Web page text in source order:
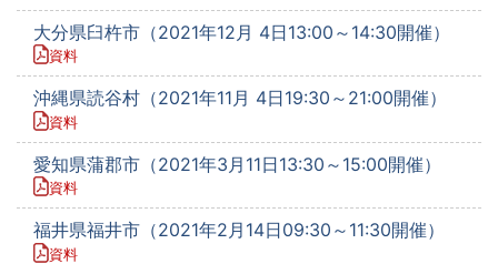
大分県臼杵市（2021年12月 4日13:00～14:30開催）
資料
沖縄県読谷村（2021年11月 4日19:30～21:00開催）
資料
愛知県蒲郡市（2021年3月11日13:30～15:00開催）
資料
福井県福井市（2021年2月14日09:30～11:30開催）
資料